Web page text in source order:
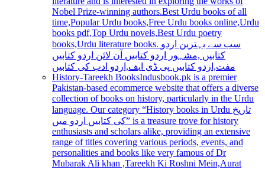
Nobel Prize-winning authors.Best Urdu books of all
time,Popular Urdu books,Free Urdu books online,Urdu
books pdf,Top Urdu novels,Best Urdu poetry
books,Urdu literature books. سب سے بہترین اردو
کتابیں ,مشہور اردو کتابیں آن لائن اردو کتابیں
مفت,اردو کتابیں پی ڈی ایف,اردو ادب کی کتابیں
History-Tareekh BooksIndusbook.pk is a premier
Pakistan-based ecommerce website that offers a diverse
collection of books on history, particularly in the Urdu
language. Our category “History books in Urdu تاریخ
کی کتابیں اردو میں” is a treasure trove for history
enthusiasts and scholars alike, providing an extensive
range of titles covering various periods, events, and
personalities and books like very famous of Dr
Mubarak Ali khan ,Tareekh Ki Roshni Mein,Aurat